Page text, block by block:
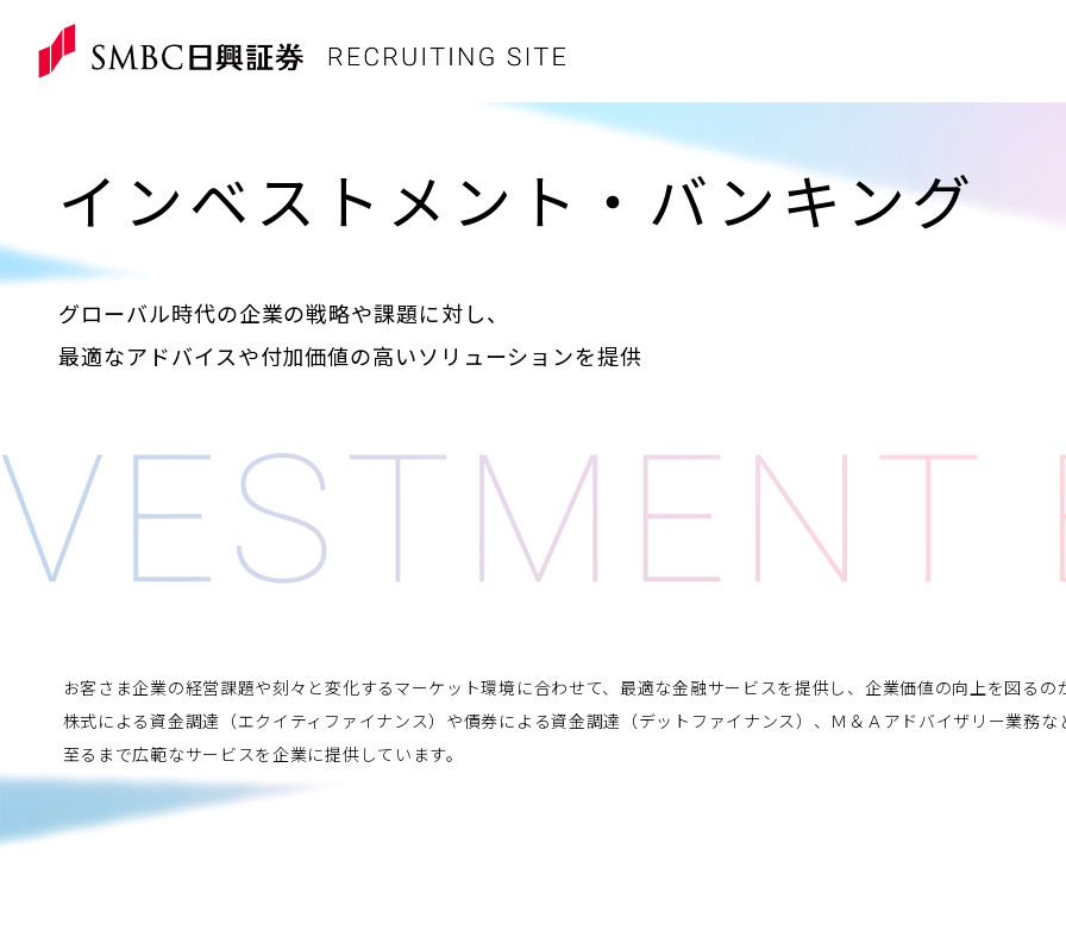
インベストメント・バンキング
グローバル時代の企業の戦略や課題に対し、
最適なアドバイスや付加価値の高いソリューションを提供
お客さま企業の経営課題や刻々と変化するマーケット環境に合わせて、最適な金融サービスを提供し、企業価値の向上を図るの
株式による資金調達（エクイティファイナンス）や債券による資金調達（デットファイナンス）、Ｍ＆Ａアドバイザリー業務
至るまで広範なサービスを企業に提供しています。